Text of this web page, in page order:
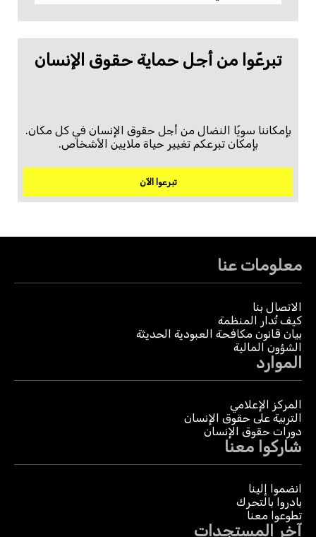
تبرعّوا من أجل حماية حقوق الإنسان
بإمكاننا سويًا النضال من أجل حقوق الإنسان في كل مكان.
بإمكان تبرعكم تغيير حياة ملايين الأشخاص.
تبرعوا الآن
معلومات عنا
الاتصال بنا
كيف تُدار المنظمة
بيان قانون مكافحة العبودية الحديثة
الشؤون المالية
الموارد
المركز الإعلامي
التربية على حقوق الإنسان
دورات حقوق الإنسان
شاركوا معنا
انضموا إلينا
بادروا بالتحرك
تطوعوا معنا
آخر المستجدات